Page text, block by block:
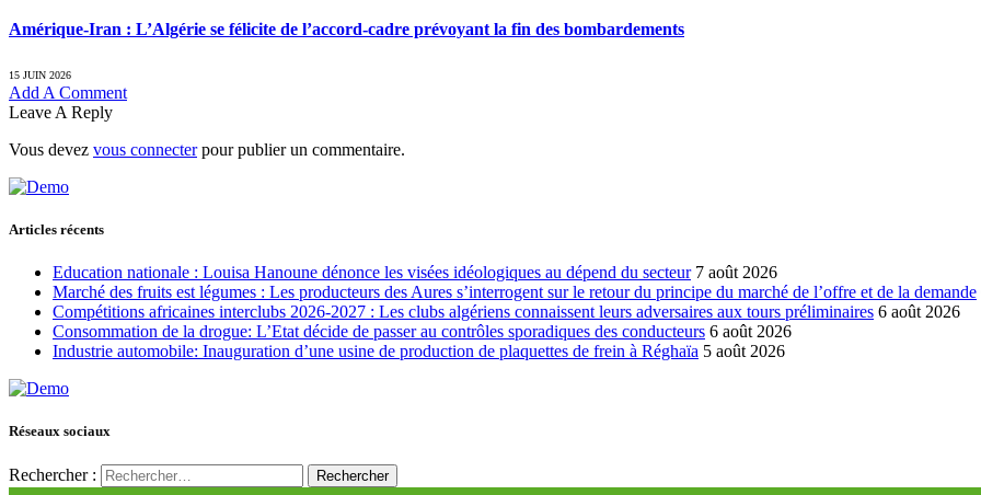
Amérique-Iran : L’Algérie se félicite de l’accord-cadre prévoyant la fin des bombardements
15 JUIN 2026
Add A Comment
Leave A Reply
Vous devez vous connecterpour publier un commentaire.
Articles récents
Education nationale : Louisa Hanoune dénonce les visées idéologiques au dépend du secteur 7 août 2026
Marché des fruits est légumes : Les producteurs des Aures s’interrogent sur le retour du principe du marché de l’offre et de la demande
Compétitions africaines interclubs 2026-2027 : Les clubs algériens connaissent leurs adversaires aux tours préliminaires 6 août 2026
Consommation de la drogue: L’Etat décide de passer au contrôles sporadiques des conducteurs 6 août 2026
Industrie automobile: Inauguration d’une usine de production de plaquettes de frein à Réghaïa 5 août 2026
Réseaux sociaux
Rechercher :